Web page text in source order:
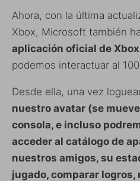
Ahora, con la última
Xbox, Microsoft también
aplicación oficial de
podemos interactuar al
Desde ella, una vez
nuestro avatar (se
consola, e incluso
acceder al catálogo de
nuestros amigos, su
jugado, comparar logros,